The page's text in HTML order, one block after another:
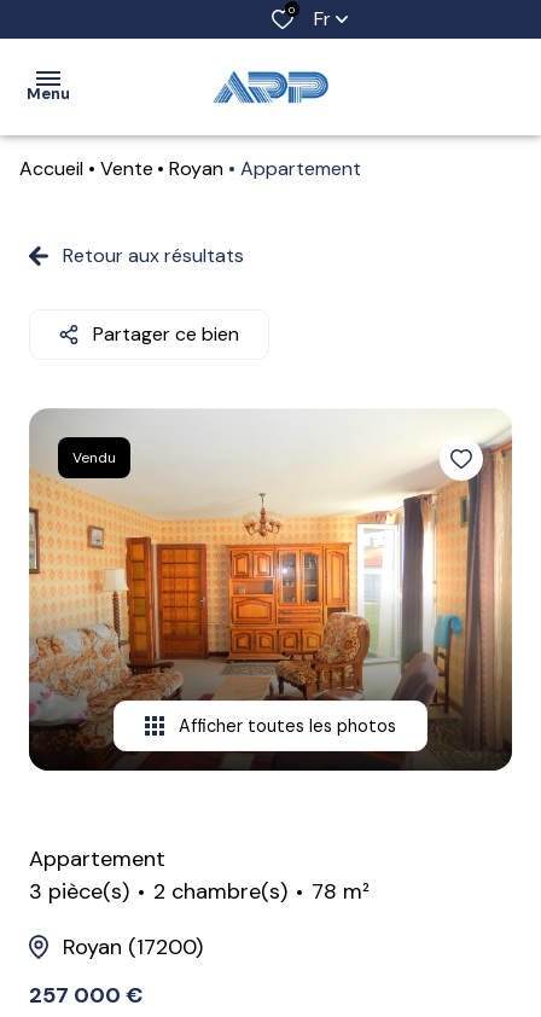
0 Fr
Menu
VENTES
LOCATIONS
ESTIMATION
ALERTE
E-MAIL
CONTACT
Accueil Vente Royan Appartement
Retour aux résultats
Partager ce bien
Vendu
Afficher toutes les photos
Appartement
3 pièce(s)
2 chambre(s)
78 m²
Royan (17200)
257 000 €